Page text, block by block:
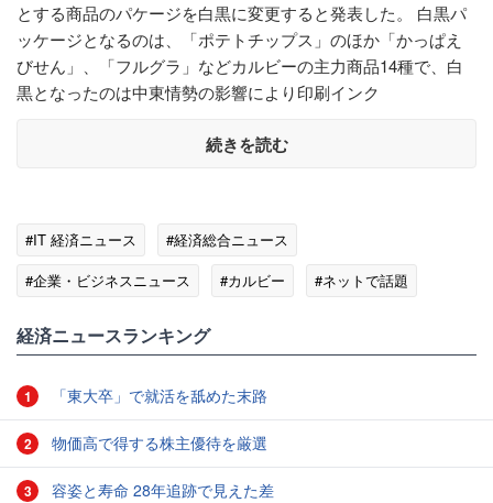
とする商品のパケージを白黒に変更すると発表した。 白黒パ
ッケージとなるのは、「ポテトチップス」のほか「かっぱえ
びせん」、「フルグラ」などカルビーの主力商品14種で、白
黒となったのは中東情勢の影響により印刷インク
続きを読む
#IT 経済ニュース
#経済総合ニュース
#企業・ビジネスニュース
#カルビー #ネットで話題
経済ニュースランキング
1 「東大卒」で就活を舐めた末路
2 物価高で得する株主優待を厳選
3 容姿と寿命 28年追跡で見えた差